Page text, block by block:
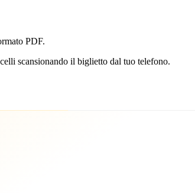
PDF.
scansionando il biglietto dal tuo telefono.